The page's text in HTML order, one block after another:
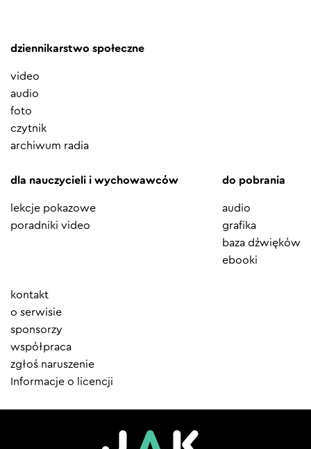
dziennikarstwo społeczne
video
audio
foto
czytnik
archiwum radia
dla nauczycieli i wychowawców
lekcje pokazowe
poradniki video
do pobrania
audio
grafika
baza dźwięków
ebooki
Element
menu
kontakt
o serwisie
sponsorzy
współpraca
zgłoś naruszenie
Informacje o licencji